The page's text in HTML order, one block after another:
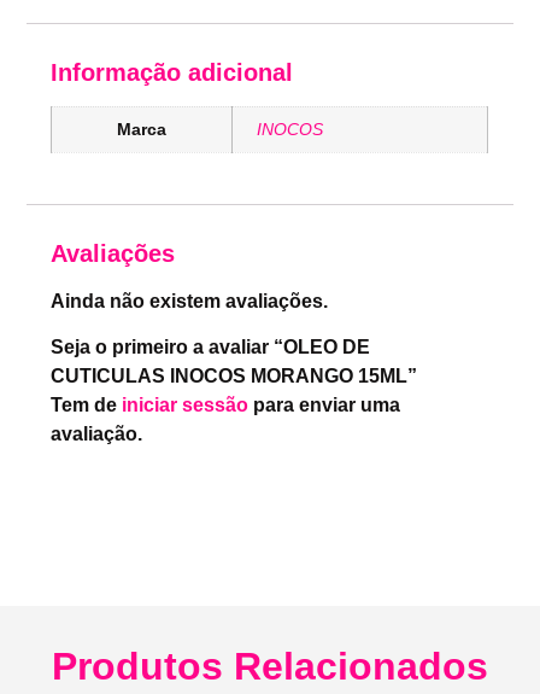
Informação adicional
Marca INOCOS
Avaliações
Ainda não existem avaliações.
Seja o primeiro a avaliar “OLEO DE
CUTICULAS INOCOS MORANGO 15ML”
Tem de iniciar sessão para enviar uma
avaliação.
Produtos Relacionados